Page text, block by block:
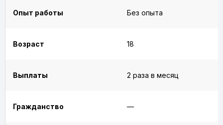
Опыт работы Без опыта
Возраст 18
Выплаты 2 раза в месяц
Гражданство —